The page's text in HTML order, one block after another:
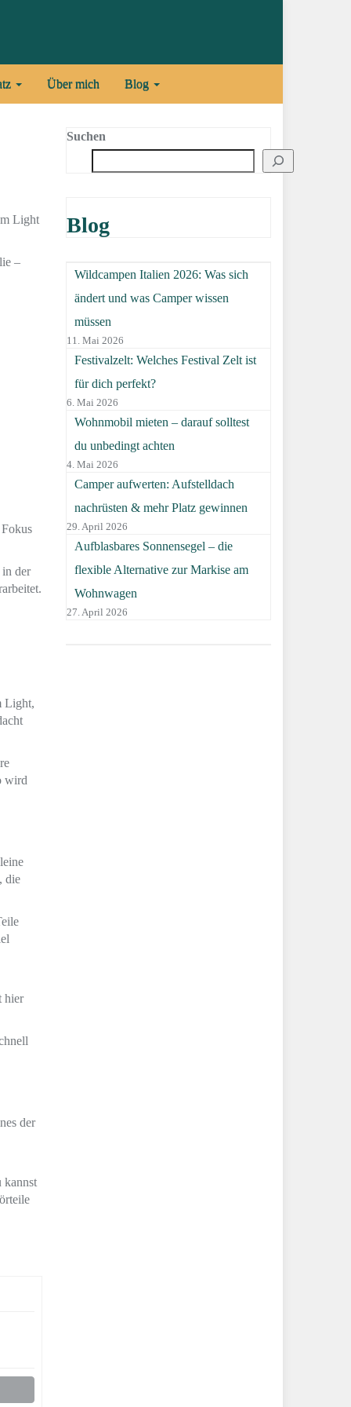
Über mich Blog
Light
–
der
Light,
wird
die
hier
der
kannst
Suchen
Blog
Wildcampen Italien 2026: Was sich
ändert und was Camper wissen
müssen
11. Mai 2026
Festivalzelt: Welches Festival Zelt ist
für dich perfekt?
6. Mai 2026
Wohnmobil mieten – darauf solltest
du unbedingt achten
4. Mai 2026
Camper aufwerten: Aufstelldach
nachrüsten & mehr Platz gewinnen
29. April 2026
Aufblasbares Sonnensegel – die
flexible Alternative zur Markise am
Wohnwagen
27. April 2026